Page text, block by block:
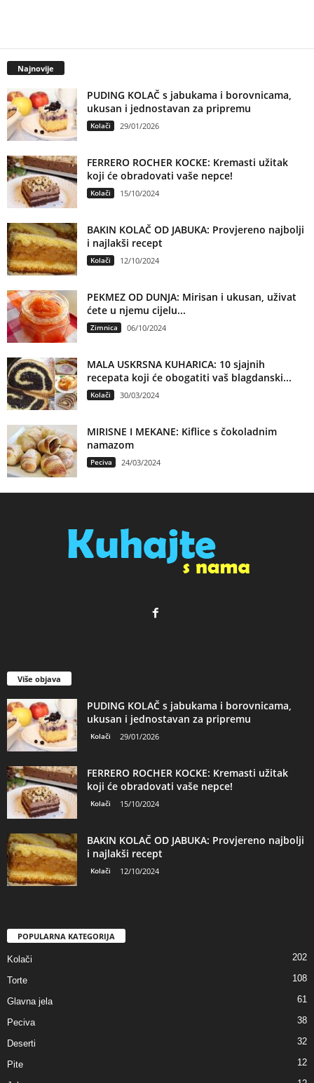
Najnovije
PUDING KOLAČ s jabukama i borovnicama,
ukusan i jednostavan za pripremu
Kolači 29/01/2026
FERRERO ROCHER KOCKE: Kremasti užitak
koji će obradovati vaše nepce!
Kolači 15/10/2024
BAKIN KOLAČ OD JABUKA: Provjereno najbolji
i najlakši recept
Kolači 12/10/2024
PEKMEZ OD DUNJA: Mirisan i ukusan, uživat
ćete u njemu cijelu...
Zimnica 06/10/2024
MALA USKRSNA KUHARICA: 10 sjajnih
recepata koji će obogatiti vaš blagdanski...
Kolači 30/03/2024
MIRISNE I MEKANE: Kiflice s čokoladnim
namazom
Peciva 24/03/2024
Više objava
PUDING KOLAČ s jabukama i borovnicama,
ukusan i jednostavan za pripremu
Kolači 29/01/2026
FERRERO ROCHER KOCKE: Kremasti užitak
koji će obradovati vaše nepce!
Kolači 15/10/2024
BAKIN KOLAČ OD JABUKA: Provjereno najbolji
i najlakši recept
Kolači 12/10/2024
POPULARNA KATEGORIJA
Kolači 202
Torte 108
Glavna jela 61
Peciva 38
Deserti 32
Pite 12